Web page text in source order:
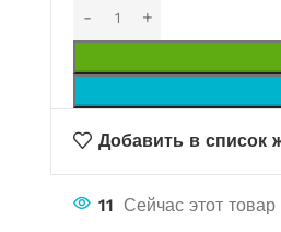
Добавить в список
11 Сейчас этот